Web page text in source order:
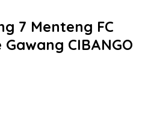
7 Menteng FC
CIBANGO